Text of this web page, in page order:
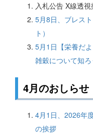
入札公告 X線透
5月8日、ブレス
ト）
5月1日【栄養だ
雑穀について知ろ
4月のおしらせ
4月1日、2026年
の挨拶